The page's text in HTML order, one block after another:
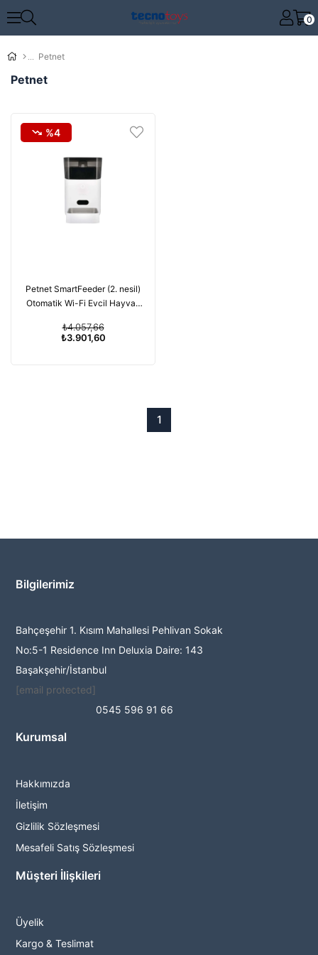
0
Petnet
Petnet
Petnet SmartFeeder (2. nesil)
Otomatik Wi-Fi Evcil Hayvan
₺3.901,60
₺4.057,66
%4
1
Bilgilerimiz
Bahçeşehir 1. Kısım Mahallesi Pehlivan Sokak
No:5-1 Residence Inn Deluxia Daire: 143
Başakşehir/İstanbul
[email protected]
0545 596 91 66
Kurumsal
Hakkımızda
İletişim
Gizlilik Sözleşmesi
Mesafeli Satış Sözleşmesi
Müşteri İlişkileri
Üyelik
Kargo & Teslimat